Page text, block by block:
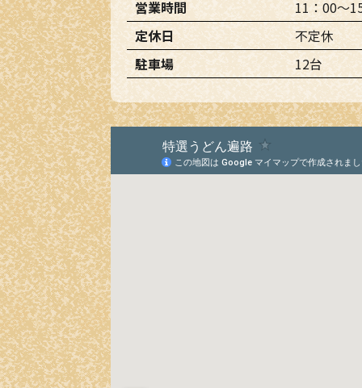
営業時間
11：00～
定休日
不定休
駐車場
12台